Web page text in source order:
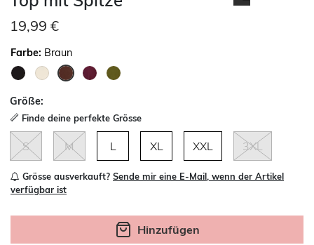
19,99 €
Farbe: Braun
Größe:
Finde deine perfekte Grösse
S M L XL XXL 3XL
Grösse ausverkauft? Sende mir eine E-Mail, wenn der Artikel
verfügbar ist
Hinzufügen